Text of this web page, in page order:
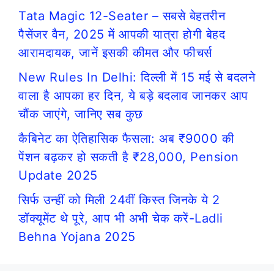
Tata Magic 12-Seater – सबसे बेहतरीन
पैसेंजर वैन, 2025 में आपकी यात्रा होगी बेहद
आरामदायक, जानें इसकी कीमत और फीचर्स
New Rules In Delhi: दिल्ली में 15 मई से बदलने
वाला है आपका हर दिन, ये बड़े बदलाव जानकर आप
चौंक जाएंगे, जानिए सब कुछ
कैबिनेट का ऐतिहासिक फैसला: अब ₹9000 की
पेंशन बढ़कर हो सकती है ₹28,000, Pension
Update 2025
सिर्फ उन्हीं को मिली 24वीं किस्त जिनके ये 2
डॉक्यूमेंट थे पूरे, आप भी अभी चेक करें-Ladli
Behna Yojana 2025